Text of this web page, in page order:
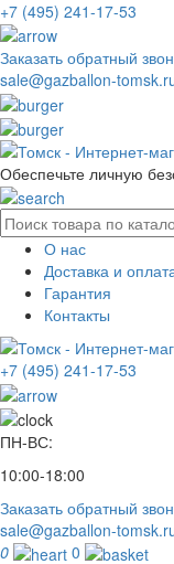
+7 (495) 241-17-53
Заказать обратный
sale@gazballon-
Обеспечьте личную
О нас
Доставка и
Гарантия
Контакты
+7 (495) 241-17-53
ПН-ВС:
10:00-18:00
Заказать обратный
sale@gazballon-
0
0